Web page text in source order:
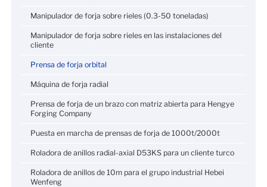
Manipulador de forja sobre rieles (0.3-50 toneladas)
Manipulador de forja sobre rieles en las instalaciones del
cliente
Prensa de forja orbital
Máquina de forja radial
Prensa de forja de un brazo con matriz abierta para Hengye
Forging Company
Puesta en marcha de prensas de forja de 1000t/2000t
Roladora de anillos radial-axial D53KS para un cliente turco
Roladora de anillos de 10m para el grupo industrial Hebei
Wenfeng